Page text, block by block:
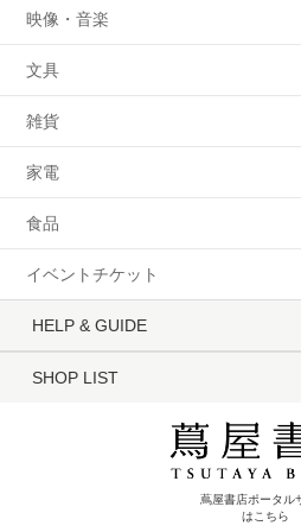
映像・音楽
文具
雑貨
家電
食品
イベントチケット
HELP & GUIDE
SHOP LIST
蔦屋書店ポータル
はこちら